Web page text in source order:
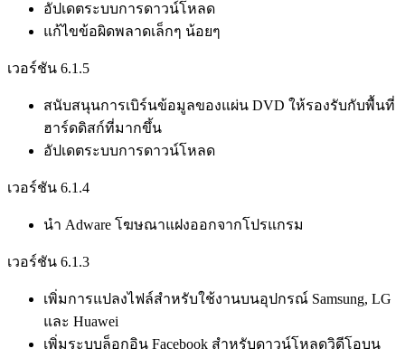
อัปเดตระบบการดาวน์โหลด
แก้ไขข้อผิดพลาดเล็กๆ น้อยๆ
เวอร์ชัน 6.1.5
สนับสนุนการเบิร์นข้อมูลของแผ่น DVD ให้รองรับกับพื้นที่
ฮาร์ดดิสก์ที่มากขึ้น
อัปเดตระบบการดาวน์โหลด
เวอร์ชัน 6.1.4
นำ Adware โฆษณาแฝงออกจากโปรแกรม
เวอร์ชัน 6.1.3
เพิ่มการแปลงไฟล์สำหรับใช้งานบนอุปกรณ์ Samsung, LG
และ Huawei
เพิ่มระบบล็อกอิน Facebook สำหรับดาวน์โหลดวิดีโอบน